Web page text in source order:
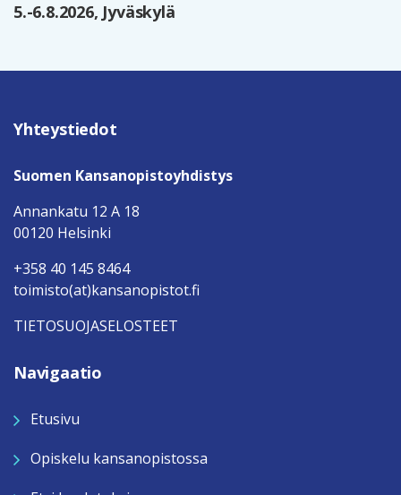
5.-6.8.2026, Jyväskylä
Yhteystiedot
Suomen Kansanopistoyhdistys
Annankatu 12 A 18
00120 Helsinki
+358 40 145 8464
toimisto(at)kansanopistot.fi
TIETOSUOJASELOSTEET
Navigaatio
Etusivu
Opiskelu kansanopistossa